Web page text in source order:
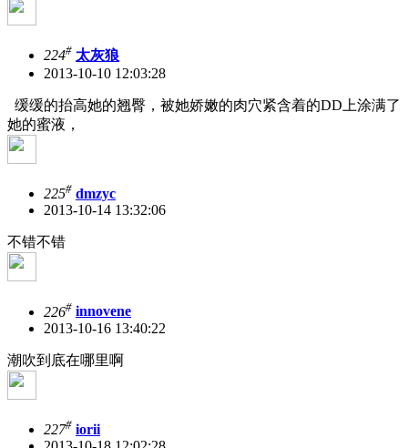
224# 太灰狼
2013-10-10 12:03:28
缓缓的抬高她的翘臀，被她娇嫩的肉穴紧含着的DD上涂满了
她的蜜液，
225# dmzyc
2013-10-14 13:32:06
不错不错
226# innovene
2013-10-16 13:40:22
潮吹到底在哪里啊
227# iorii